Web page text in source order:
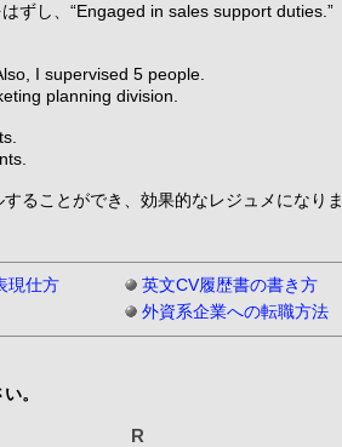
ずし、“Engaged in sales support duties.”
I supervised 5 people.
planning division.
ることができ、効果的なレジュメになりま
現仕方
英文CV履歴書の書き方
外資系企業への転職方法
。
R